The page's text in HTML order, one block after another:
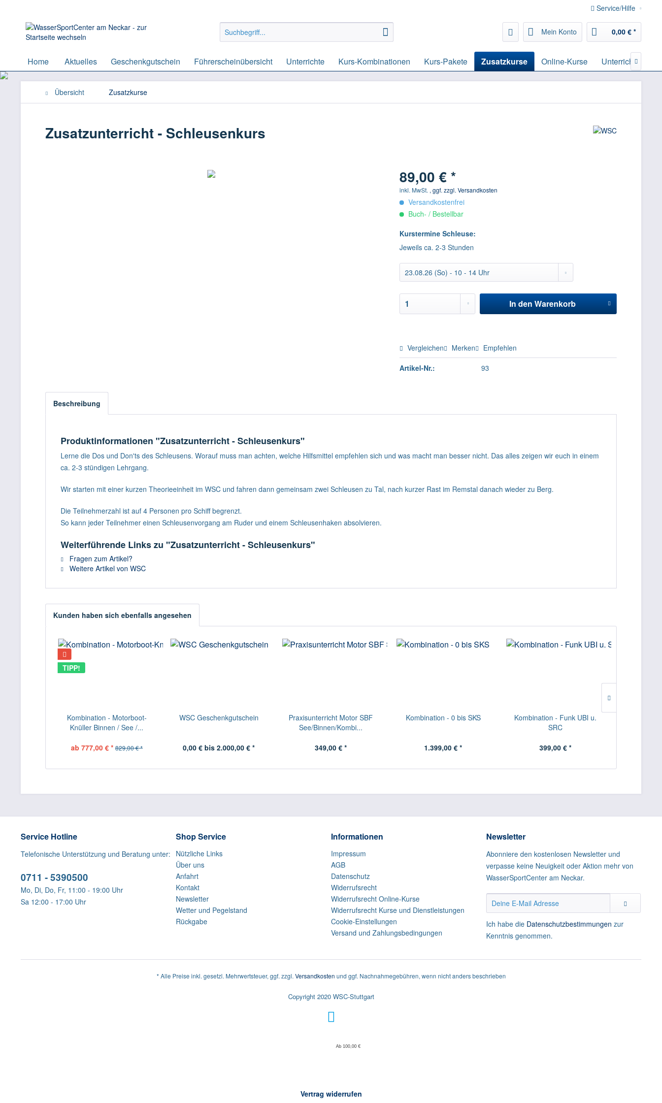
Service/Hilfe
Mein Konto 0,00 € *
Home Aktuelles Geschenkgutschein Führerscheinübersicht Unterrichte Kurs-Kombinationen Kurs-Pakete Zusatzkurse Online-Kurse 
Übersicht Zusatzkurse
Zusatzunterricht - Schleusenkurs
89,00 € *
inkl. MwSt. , ggf. zzgl. Versandkosten
Versandkostenfrei
Buch- / Bestellbar
Kurstermine Schleuse:
Jeweils ca. 2-3 Stunden
In den Warenkorb
Vergleichen Merken Empfehlen
Artikel-Nr.: 93
Beschreibung
Produktinformationen "Zusatzunterricht - Schleusenkurs"
Lerne die Dos und Don'ts des Schleusens. Worauf muss man achten, welche Hilfsmittel empfehlen sich und was macht man besser nicht. Das alles zeigen wir euch in einem
ca. 2-3 stündigen Lehrgang.
Wir starten mit einer kurzen Theorieeinheit im WSC und fahren dann gemeinsam zwei Schleusen zu Tal, nach kurzer Rast im Remstal danach wieder zu Berg.
Die Teilnehmerzahl ist auf 4 Personen pro Schiff begrenzt.
So kann jeder Teilnehmer einen Schleusenvorgang am Ruder und einem Schleusenhaken absolvieren.
Weiterführende Links zu "Zusatzunterricht - Schleusenkurs"
Fragen zum Artikel?
Weitere Artikel von WSC
Kunden haben sich ebenfalls angesehen
TIPP!
Kombination - Motorboot-
Knüller Binnen / See /...
ab 777,00 € * 829,00 € *
WSC Geschenkgutschein
0,00 € bis 2.000,00 € *
Praxisunterricht Motor SBF
See/Binnen/Kombi...
349,00 € *
Kombination - 0 bis SKS
1.399,00 € *
Kombination - Funk UBI u.
SRC
399,00 € *
Service Hotline
Telefonische Unterstützung und Beratung unter:
0711 - 5390500
Mo, Di, Do, Fr, 11:00 - 19:00 Uhr
Sa 12:00 - 17:00 Uhr
Shop Service
Nützliche Links
Über uns
Anfahrt
Kontakt
Newsletter
Wetter und Pegelstand
Rückgabe
Informationen
Impressum
AGB
Datenschutz
Widerrufsrecht
Widerrufsrecht Online-Kurse
Widerrufsrecht Kurse und Dienstleistungen
Cookie-Einstellungen
Versand und Zahlungsbedingungen
Newsletter
Abonniere den kostenlosen Newsletter und
verpasse keine Neuigkeit oder Aktion mehr von
WasserSportCenter am Neckar.
Ich habe die Datenschutzbestimmungen zur
Kenntnis genommen.
* Alle Preise inkl. gesetzl. Mehrwertsteuer, ggf. zzgl. Versandkosten und ggf. Nachnahmegebühren, wenn nicht anders beschrieben
Copyright 2020 WSC-Stuttgart
Ab 100,00 €
Vertrag widerrufen